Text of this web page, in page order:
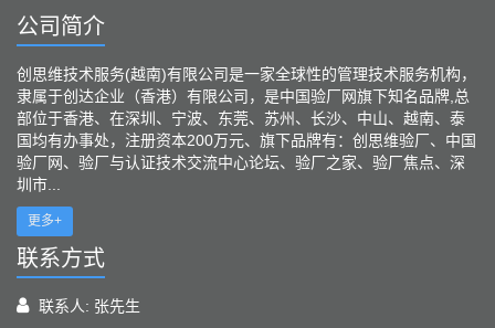
公司简介
创思维技术服务(越南)有限公司是一家全球性的管理技术服务机构，
隶属于创达企业（香港）有限公司，是中国验厂网旗下知名品牌,总
部位于香港、在深圳、宁波、东莞、苏州、长沙、中山、越南、泰
国均有办事处，注册资本200万元、旗下品牌有：创思维验厂、中国
验厂网、验厂与认证技术交流中心论坛、验厂之家、验厂焦点、深
圳市...
更多+
联系方式
联系人: 张先生